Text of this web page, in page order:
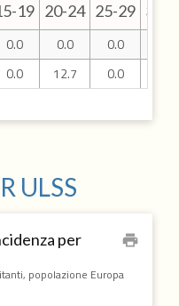
19 20-24 25-29 30-
0.0 0.0 0.0
0.0 12.7 0.0
ULSS
per
popolazione Europa
print